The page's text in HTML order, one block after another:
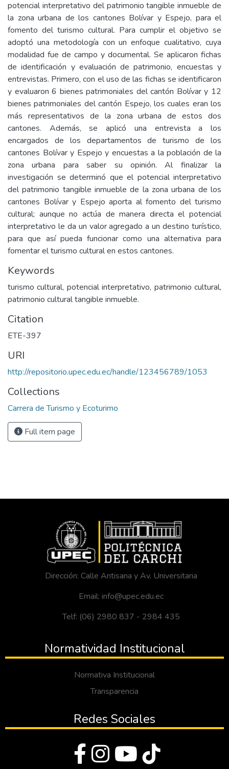
potencial interpretativo del patrimonio tangible inmueble de
la zona urbana de los cantones Bolívar y Espejo, para el
fomento del turismo cultural. Para cumplir el objetivo se
adoptó una metodología con un enfoque cualitativo, cuya
modalidad fue de campo y documental. Se aplicaron fichas
de identificación y evaluación de patrimonio, encuestas y
entrevistas. Primero, con el uso de las fichas se identificaron
y evaluaron 6 bienes patrimoniales del cantón Bolívar y 12
bienes patrimoniales del cantón Espejo, los cuales eran los
más representativos de la zona urbana de estos dos
cantones. Además, se aplicó una entrevista a los
encargados de los departamentos de turismo de los
cantones Bolívar y Espejo y encuestas a la población de la
zona urbana para saber su opinión. Al finalizar la
investigación se determinó que el potencial interpretativo
del patrimonio tangible inmueble de la zona urbana de los
cantones Bolívar y Espejo aporta al fomento del turismo
cultural; aunque no actúa de manera directa el potencial
interpretativo le da un valor agregado a un destino turístico,
para que así pueda funcionar como una alternativa para
fomentar el turismo cultural en estos cantones.
Keywords
turismo cultural, potencial interpretativo, patrimonio cultural,
patrimonio cultural tangible inmueble.
Citation
ETE-397
URI
http://repositorio.upec.edu.ec/handle/123456789/1053
Collections
Carrera de Turismo y Ecoturimo
Full item page
Dirección: Calle Antisana y Av. Universitaria
Email: info@upec.edu.ec
Telf: (06) 2980 837 - 2984 435
Normatividad Institucional
Normativa Institucional
Transparencia
Redes Sociales